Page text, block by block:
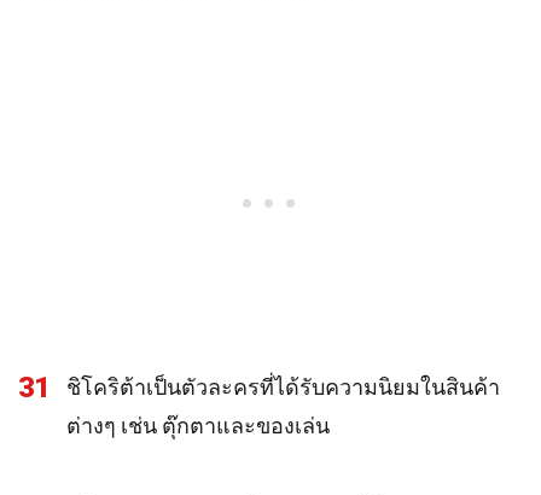
31
ชิโคริต้าเป็นตัวละครที่ได้รับความนิยมในสินค้า
ต่างๆ เช่น ตุ๊กตาและของเล่น